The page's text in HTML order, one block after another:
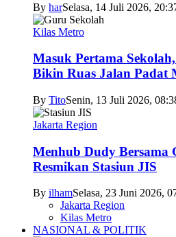
By harSelasa, 14 Juli 2026,
Kilas Metro
Masuk Pertama
Bikin Ruas Jalan Padat
By TitoSenin, 13 Juli 2026,
Jakarta Region
Menhub Dudy Bersama
Resmikan Stasiun JIS
By ilhamSelasa, 23 Juni 2026,
Jakarta Region
Kilas Metro
NASIONAL & POLITIK